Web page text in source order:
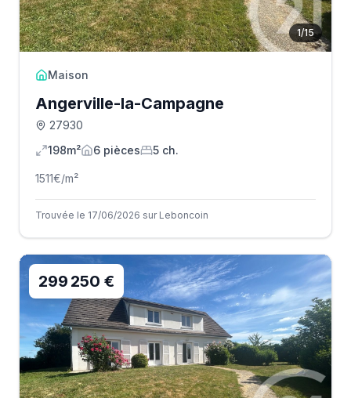
1/15
Maison
Angerville-la-Campagne
27930
198m²
6 pièces 5 ch.
1511€/m²
Trouvée le 17/06/2026 sur Leboncoin
299 250 €